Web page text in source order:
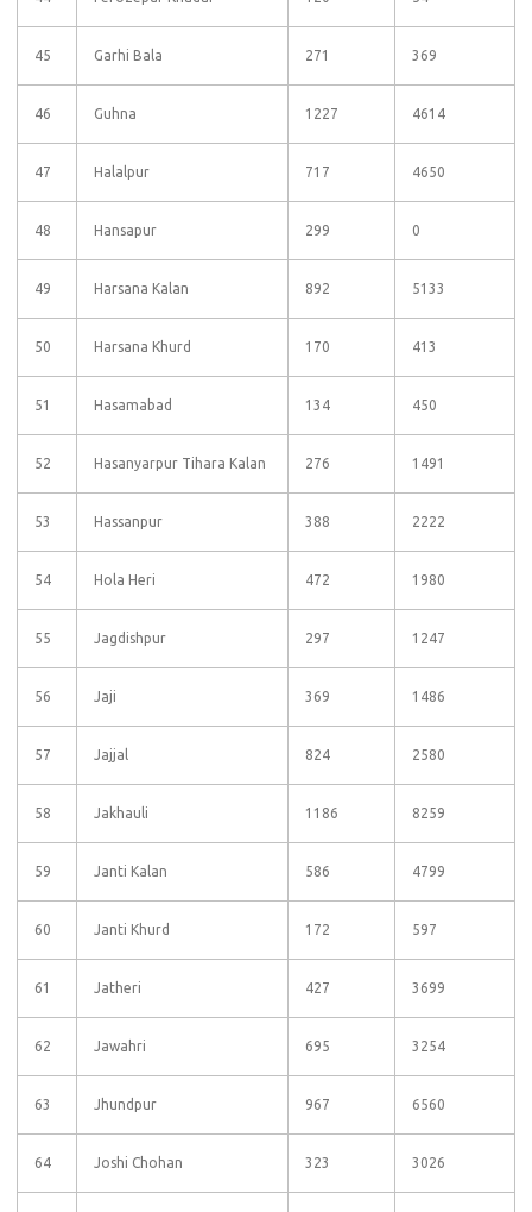
45 Garhi Bala 271 369
46 Guhna 1227 4614
47 Halalpur 717 4650
48 Hansapur 299 0
49 Harsana Kalan 892 5133
50 Harsana Khurd 170 413
51 Hasamabad 134 450
52 Hasanyarpur Tihara Kalan 276 1491
53 Hassanpur 388 2222
54 Hola Heri 472 1980
55 Jagdishpur 297 1247
56 Jaji 369 1486
57 Jajjal 824 2580
58 Jakhauli 1186 8259
59 Janti Kalan 586 4799
60 Janti Khurd 172 597
61 Jatheri 427 3699
62 Jawahri 695 3254
63 Jhundpur 967 6560
64 Joshi Chohan 323 3026